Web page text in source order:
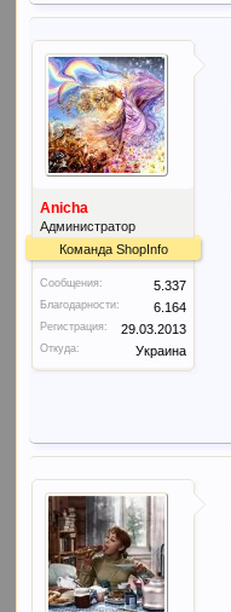
Anicha
Администратор
Команда ShopInfo
Сообщения: 5.337
Благодарности: 6.164
Регистрация: 29.03.2013
Откуда: Украина